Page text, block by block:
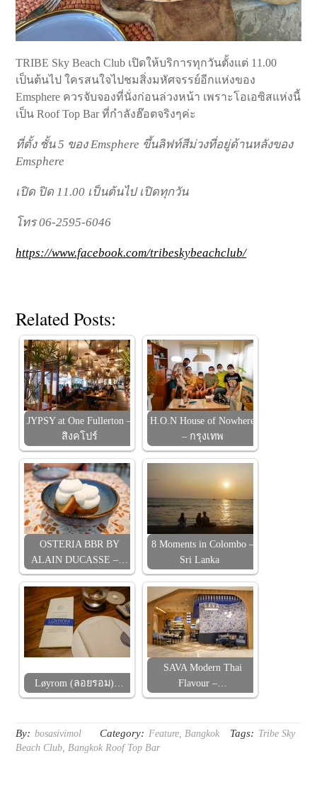
TRIBE Sky Beach Club เปิดให้บริการทุกวันตั้งแต่ 11.00
เป็นต้นไป ใครสนใจไปชมสิ่งมหัศจรรย์อีกแห่งของ
Emsphere ควรจับจองที่นั่งก่อนล่วงหน้า เพราะโอเอซิสแห่งนี้
เป็น Roof Top Bar ที่กำลังฮ๊อตจริงๆค่ะ
ที่ตั้ง ชั้น 5 ของ Emsphere ขึ้นลิฟท์สีม่วงที่อยู่ด้านหลังของ
Emsphere
เปิด ปิด 11.00 เป็นต้นไป เปิดทุกวัน
โทร 06-2595-6046
https://www.facebook.com/tribeskybeachclub/
Related Posts:
JYPSY at One Fullerton –
สิงคโปร์
H.O.N House of Nowhere
– กรุงเทพ
OSTERIA BBR BY
ALAIN DUCASSE –…
8 Moments in Colombo –
Sri Lanka
Løyrom (ลอยรอม)…
SAVA Modern Thai
Flavour –…
By: bosasivimol Category: Feature Bangkok Tags: Tribe Sky
Beach Club Bangkok Roof Top Bar